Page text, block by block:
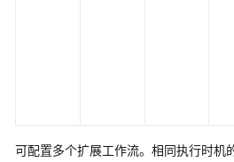
（SLA）
可配置多个扩展工作流。相同执行时机